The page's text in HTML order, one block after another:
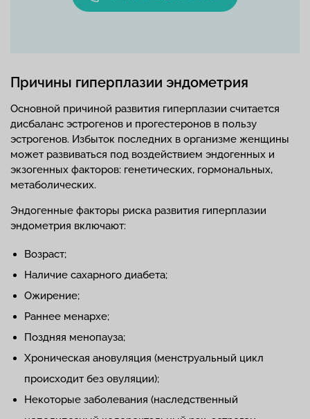
Причины гиперплазии эндометрия
Основной причиной развития гиперплазии считается
дисбаланс эстрогенов и прогестеронов в пользу
эстрогенов. Избыток последних в организме женщины
может развиваться под воздействием эндогенных и
экзогенных факторов: генетических, гормональных,
метаболических.
Эндогенные факторы риска развития гиперплазии
эндометрия включают:
Возраст;
Наличие сахарного диабета;
Ожирение;
Раннее менархе;
Поздняя менопауза;
Хроническая ановуляция (менструальный цикл
происходит без овуляции);
Некоторые заболевания (наследственный